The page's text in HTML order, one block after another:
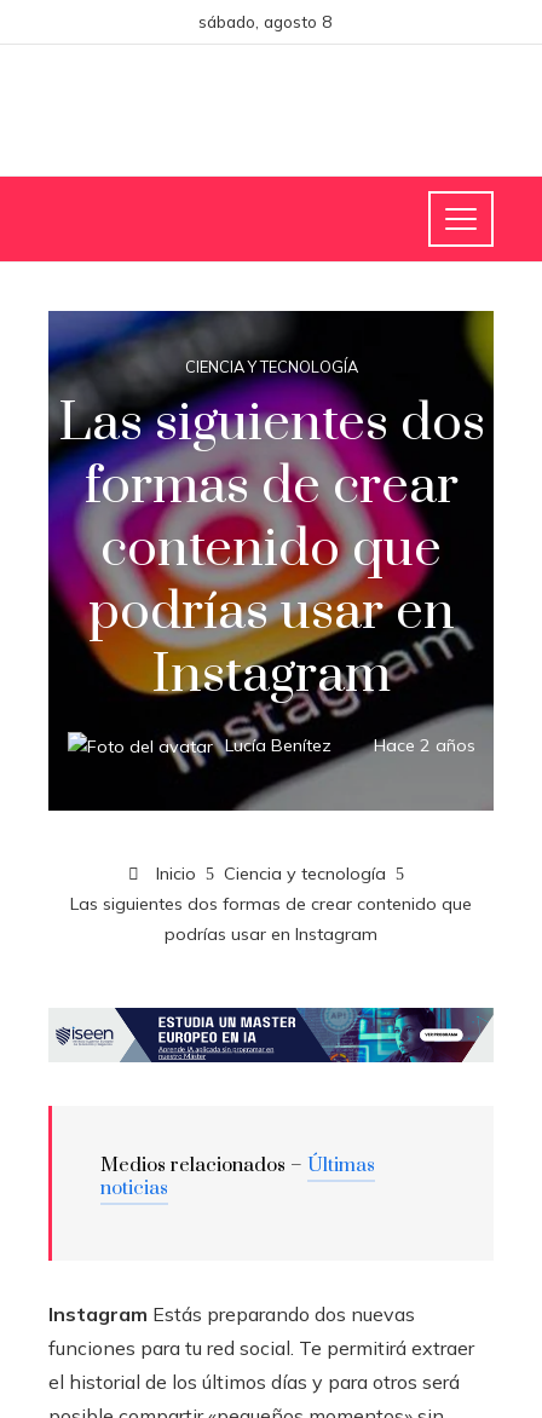
sábado, agosto 8
CIENCIA Y TECNOLOGÍA
Las siguientes dos
formas de crear
contenido que
podrías usar en
Instagram
Lucía Benítez Hace 2 años
Inicio
Ciencia y tecnología
Las siguientes dos formas de crear contenido que
podrías usar en Instagram
Medios relacionados – Últimas
noticias
Instagram Estás preparando dos nuevas
funciones para tu red social. Te permitirá extraer
el historial de los últimos días y para otros será